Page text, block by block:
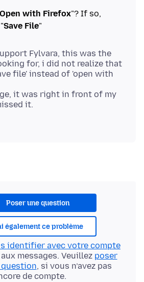
Open with Firefox"? If so,
Save File
Fylvara, this was the
for, i did not realize that
file' instead of 'open with
it was right in front of my
it.
Poser une question
également ce problème
identifier avec votre compte
messages. Veuillez poser
, si vous n’avez pas
de compte.